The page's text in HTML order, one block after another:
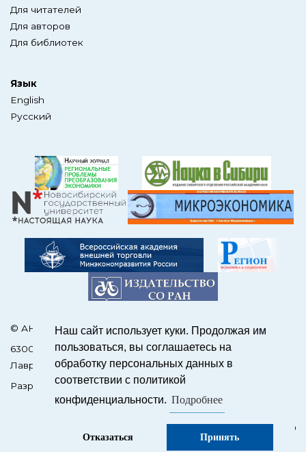
Наш сайт использует куки. Продолжая им
пользоваться, вы соглашаетесь на
обработку персональных данных в
соответствии с политикой
конфиденциальности. Подробнее
Отказаться Принять
Для читателей
Для авторов
Для библиотек
Язык
English
Русский
© АНО Редакция журнала «ЭКО»
630090, Россия, Новосибирск, пр. Академика
Лаврентьева, 17
Разработка сайтов на OJS –SCIENCEJOUR.RU